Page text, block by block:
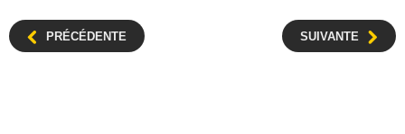
PRÉCÉDENTE SUIVANTE